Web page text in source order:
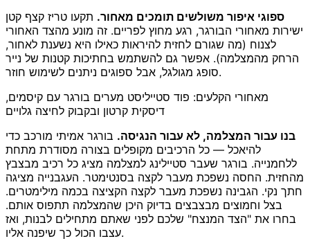
ספוגי איפור משולשים תומכים מאחור. תקעו טריז קצף קטן
ישירות מאחורי הבורגר, רגע מחוץ לפריים. זה מונע מהצד האחורי
לצנוח (מה שגורם לחזית להיראות כאילו היא נשענת לאחור,
הרחק מהמצלמה). אפשר גם להשתמש בחתיכות קטנות של נייר
סופג מגולגל, אבל ספוגים ניתנים לשימוש חוזר.
מאחורי הקלעים: פוד סטייליסט מערים בורגר עם קיסמים,
דיסקית קרטון ובקבוק לחיצה גלויים
בנו עבור המצלמה, לא עבור הנגיסה. בורגר אמיתי מורכב כדי
להיאכל — כל הרכיבים מקופלים בצורה מסודרת מתחת
ללחמנייה. בורגר שעבר סטיילינג למצלמה מציג כל רכיב מבצבץ
מהחזית. החסה נשפכת מעבר לקצה בסנטימטר. העגבנייה מציגה
חתך נקי. הגבינה נשפכת מעבר לקצה הקציצה בכמה מילימטרים.
בצל וחמוצים מבצבצים בדיוק היכן שהמצלמה תתפוס אותם.
בחרו את "הצד המנצח" שלכם לפני שאתם מתחילים לבנות, ואז
עצבו הכול כך שיפנה אליו.